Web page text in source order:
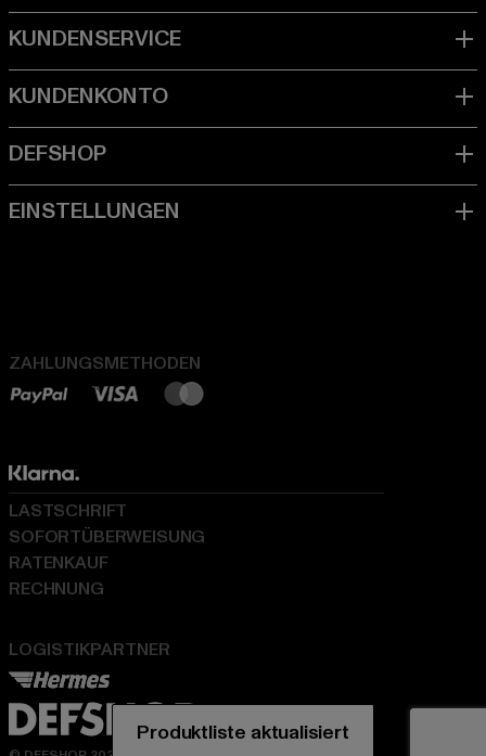
ZAHLUNGSMETHODEN
LOGISTIKPARTNER
LASTSCHRIFT
SOFORTÜBERWEISUNG
RATENKAUF
RECHNUNG
Produktliste aktualisiert